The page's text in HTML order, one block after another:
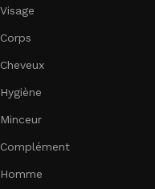
Visage
Corps
Cheveux
Hygiène
Minceur
Complément
Homme